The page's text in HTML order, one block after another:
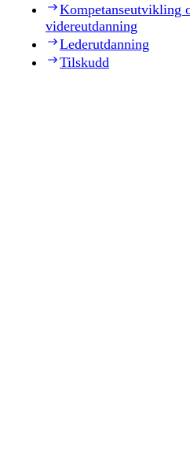
Kompetanseutvikling
videreutdanning
Lederutdanning
Tilskudd